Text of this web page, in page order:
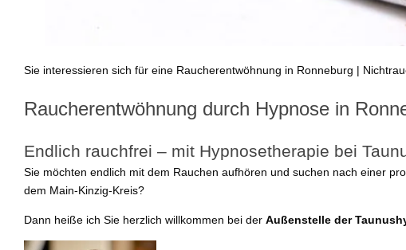
Sie interessieren sich für eine Raucherentwöhnung in Ronneburg |
Raucherentwöhnung durch Hypnose in
Endlich rauchfrei – mit Hypnosetherapie bei
Sie möchten endlich mit dem Rauchen aufhören und suchen nach einer
dem Main-Kinzig-Kreis?
Dann heiße ich Sie herzlich willkommen bei der Außenstelle der